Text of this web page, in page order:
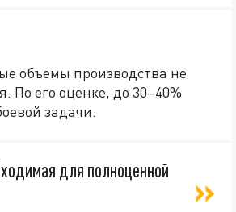
объемы производства не
его оценке, до 30–40%
задачи.
для полноценной